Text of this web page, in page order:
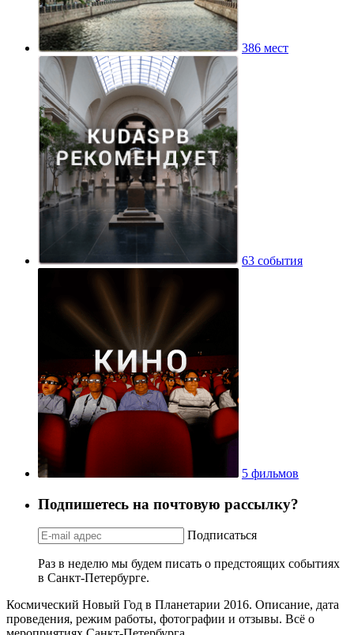
386 мест
63 события
5 фильмов
Подпишетесь на почтовую рассылку?
Подписаться
Раз в неделю мы будем писать о предстоящих событиях
в Санкт-Петербурге.
Космический Новый Год в Планетарии 2016. Описание, дата
проведения, режим работы, фотографии и отзывы. Всё о